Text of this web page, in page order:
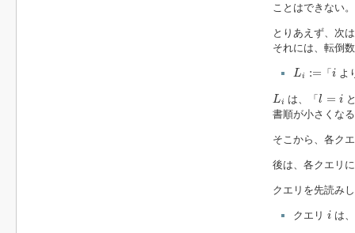
ことはできない。
とりあえず、次
それには、転倒
Li :=
Li 「 iよ
Li
Li は、「l = i
l=
書順が小さくな
そこから、各ク
後は、各クエリ
クエリを先読み
クエリ iは、